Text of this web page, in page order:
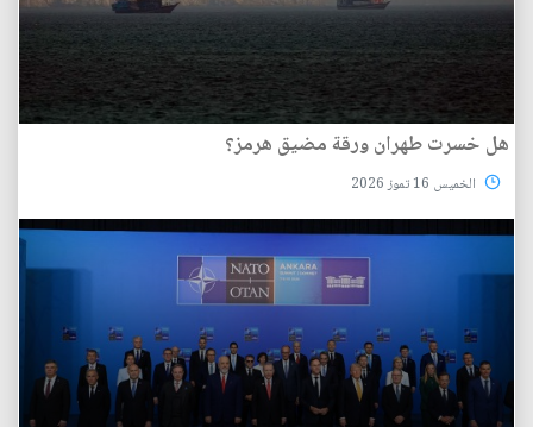
هل خسرت طهران ورقة مضيق هرمز؟
الخميس 16 تموز 2026